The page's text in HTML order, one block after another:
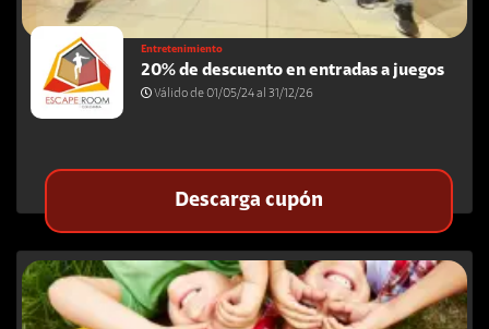
Entretenimiento
20% de descuento en entradas a juegos
Válido de 01/05/24 al 31/12/26
Descarga cupón